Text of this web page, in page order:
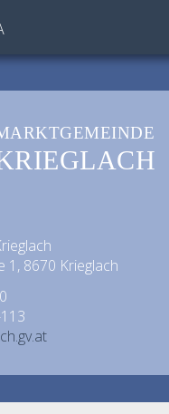
1, 8670 Krieglach